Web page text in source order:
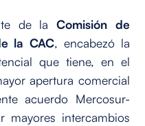
de la Comisión de
la CAC, encabezó la
que tiene, en el
apertura comercial
acuerdo Mercosur-
mayores intercambios